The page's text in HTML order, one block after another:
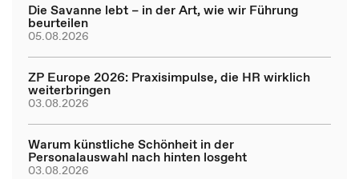
Die Savanne lebt – in der Art, wie wir Führung
beurteilen
05.08.2026
ZP Europe 2026: Praxisimpulse, die HR wirklich
weiterbringen
03.08.2026
Warum künstliche Schönheit in der
Personalauswahl nach hinten losgeht
03.08.2026